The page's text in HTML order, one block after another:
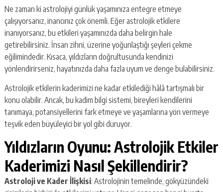
Ne zaman ki astrolojiyi günlük yaşamınıza entegre etmeye
çalışıyorsanız, inancınız çok önemli. Eğer astrolojik etkilere
inanıyorsanız, bu etkileri yaşamınızda daha belirgin hale
getirebilirsiniz. İnsan zihni, üzerine yoğunlaştığı şeyleri çekme
eğilimindedir. Kısaca, yıldızların doğrultusunda kendinizi
yönlendirirseniz, hayatınızda daha fazla uyum ve denge bulabilirsiniz.
Astrolojik etkilerin kaderimizi ne kadar etkilediği hâlâ tartışmalı bir
konu olabilir. Ancak, bu kadim bilgi sistemi, bireyleri kendilerini
tanımaya, potansiyellerini fark etmeye ve yaşamlarına yön vermeye
teşvik eden büyüleyici bir yol gibi duruyor.
Yıldızların Oyunu: Astrolojik Etkiler
Kaderimizi Nasıl Şekillendirir?
Astroloji ve Kader İlişkisi: Astrolojinin temelinde, gökyüzündeki